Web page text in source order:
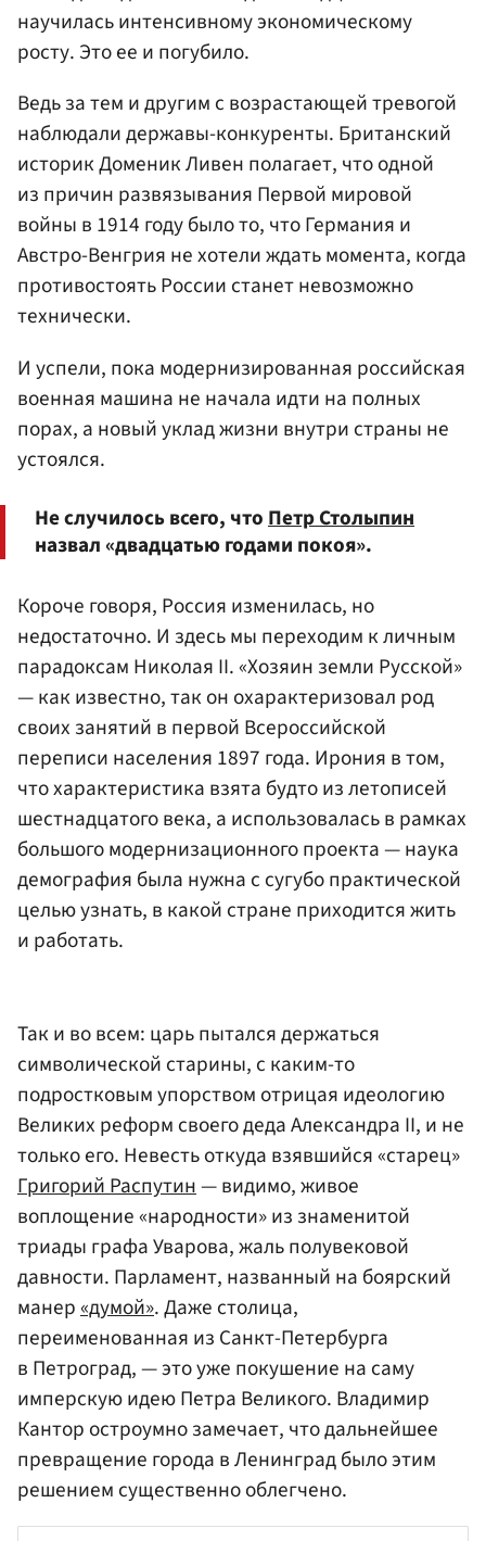
научилась интенсивному экономическому
росту. Это ее и погубило.
Ведь за тем и другим с возрастающей тревогой
наблюдали державы-конкуренты. Британский
историк Доменик Ливен полагает, что одной
из причин развязывания Первой мировой
войны в 1914 году было то, что Германия и
Австро-Венгрия не хотели ждать момента, когда
противостоять России станет невозможно
технически.
И успели, пока модернизированная российская
военная машина не начала идти на полных
порах, а новый уклад жизни внутри страны не
устоялся.
Не случилось всего, чтоПетр Столыпин
назвал «двадцатью годами покоя».
Короче говоря, Россия изменилась, но
недостаточно. И здесь мы переходим к личным
парадоксам Николая II. «Хозяин земли Русской»
— как известно, так он охарактеризовал род
своих занятий в первой Всероссийской
переписи населения 1897 года. Ирония в том,
что характеристика взята будто из летописей
шестнадцатого века, а использовалась в рамках
большого модернизационного проекта — наука
демография была нужна с сугубо практической
целью узнать, в какой стране приходится жить
и работать.
Так и во всем: царь пытался держаться
символической старины, с каким-то
подростковым упорством отрицая идеологию
Великих реформ своего деда Александра II, и не
только его. Невесть откуда взявшийся «старец»
Григорий Распутин— видимо, живое
воплощение «народности» из знаменитой
триады графа Уварова, жаль полувековой
давности. Парламент, названный на боярский
манер«думой». Даже столица,
переименованная из Санкт-Петербурга
в Петроград, — это уже покушение на саму
имперскую идею Петра Великого. Владимир
Кантор остроумно замечает, что дальнейшее
превращение города в Ленинград было этим
решением существенно облегчено.